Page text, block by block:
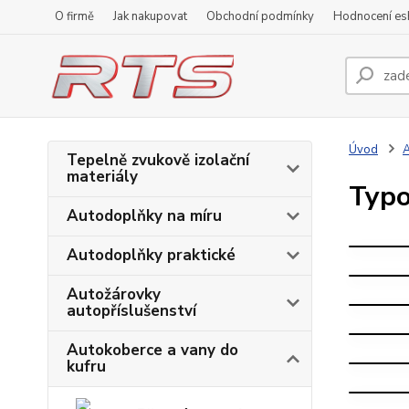
O firmě Jak nakupovat Obchodní podmínky Hodnocení
Tepelně zvukově izolační
materiály
Autodoplňky na míru
Autodoplňky praktické
Autožárovky
autopříslušenství
Autokoberce a vany do
kufru
Úvod